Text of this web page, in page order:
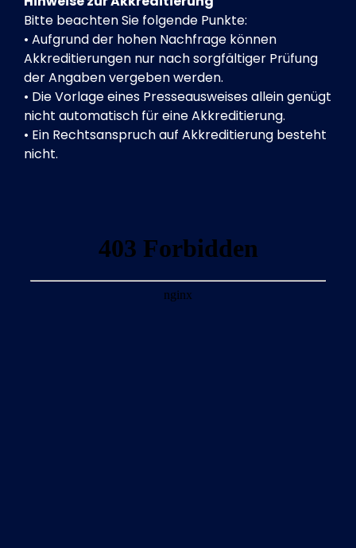
Bitte beachten Sie folgende Punkte:
• Aufgrund der hohen Nachfrage können
Akkreditierungen nur nach sorgfältiger Prüfung
der Angaben vergeben werden.
• Die Vorlage eines Presseausweises allein genügt
nicht automatisch für eine Akkreditierung.
• Ein Rechtsanspruch auf Akkreditierung besteht
nicht.